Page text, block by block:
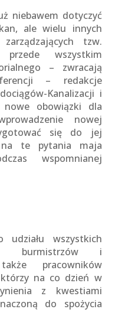
niebawem dotyczyć
ale wielu innych
tzw.
przede wszystkim
– zwracają
– redakcje
Kanalizacji i
nowe obowiązki dla
nowej
się do jej
na te pytania maja
wspomnianej
udziału wszystkich
burmistrzów i
pracowników
na co dzień w
z kwestiami
do spożycia